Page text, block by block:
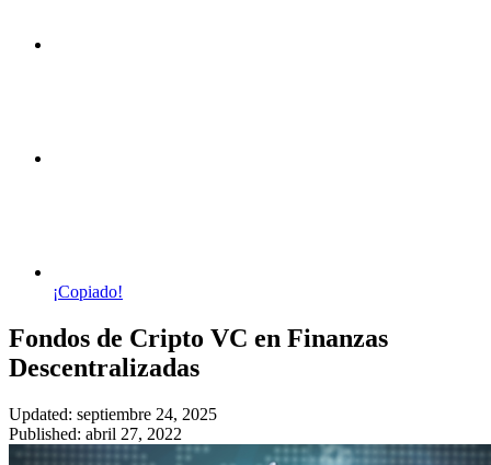
¡Copiado!
Fondos de Cripto VC en Finanzas
Descentralizadas
Updated: septiembre 24, 2025
Published: abril 27, 2022